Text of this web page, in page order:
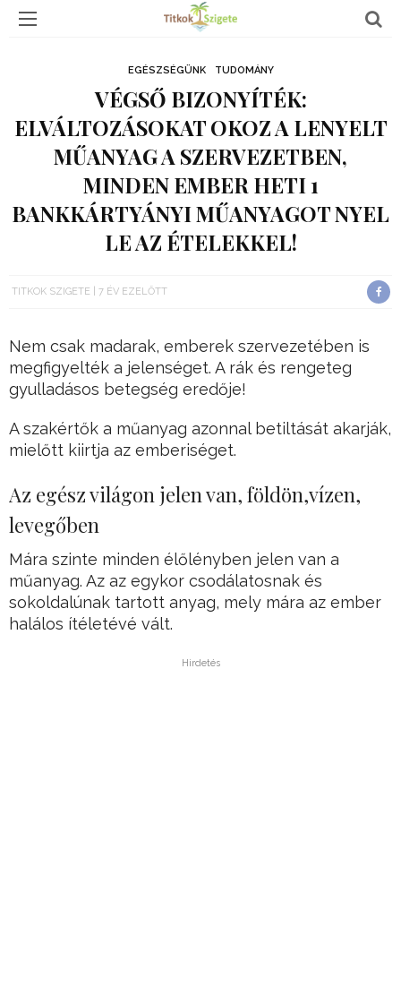
EGÉSZSÉGÜNK TUDOMÁNY
VÉGSŐ BIZONYÍTÉK:
ELVÁLTOZÁSOKAT OKOZ A LENYELT
MŰANYAG A SZERVEZETBEN,
MINDEN EMBER HETI 1
BANKKÁRTYÁNYI MŰANYAGOT NYEL
LE AZ ÉTELEKKEL!
TITKOK SZIGETE 7 ÉV EZELŐTT
Nem csak madarak, emberek szervezetében is
megfigyelték a jelenséget. A rák és rengeteg
gyulladásos betegség eredője!
A szakértők a műanyag azonnal betiltását akarják,
mielőtt kiirtja az emberiséget.
Az egész világon jelen van, földön,vízen,
levegőben
Mára szinte minden élőlényben jelen van a
műanyag. Az az egykor csodálatosnak és
sokoldalúnak tartott anyag, mely mára az ember
halálos ítéletévé vált.
Hirdetés